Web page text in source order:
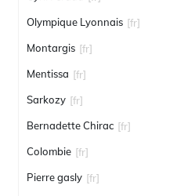
Olympique Lyonnais [fr]
Montargis [fr]
Mentissa [fr]
Sarkozy [fr]
Bernadette Chirac [fr]
Colombie [fr]
Pierre gasly [fr]